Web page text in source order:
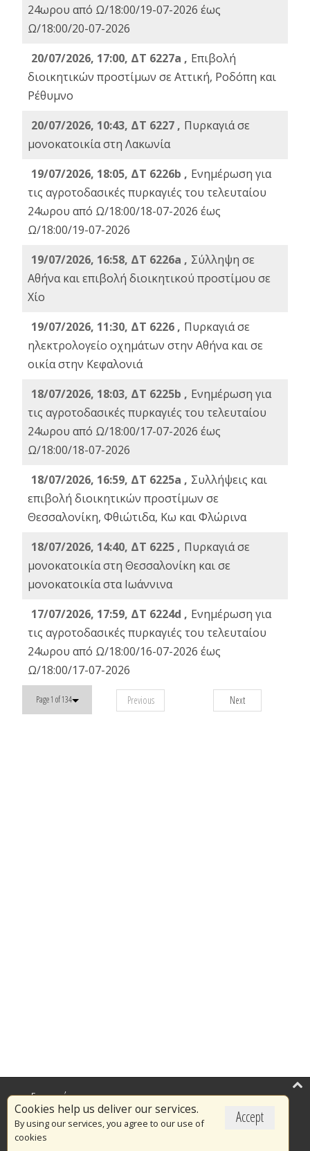
24ωρου από Ω/18:00/19-07-2026 έως
Ω/18:00/20-07-2026
20/07/2026, 17:00, ΔΤ 6227a , Επιβολή
διοικητικών προστίμων σε Αττική, Ροδόπη και
Ρέθυμνο
20/07/2026, 10:43, ΔΤ 6227 , Πυρκαγιά σε
μονοκατοικία στη Λακωνία
19/07/2026, 18:05, ΔΤ 6226b , Ενημέρωση για
τις αγροτοδασικές πυρκαγιές του τελευταίου
24ωρου από Ω/18:00/18-07-2026 έως
Ω/18:00/19-07-2026
19/07/2026, 16:58, ΔΤ 6226a , Σύλληψη σε
Αθήνα και επιβολή διοικητικού προστίμου σε
Χίο
19/07/2026, 11:30, ΔΤ 6226 , Πυρκαγιά σε
ηλεκτρολογείο οχημάτων στην Αθήνα και σε
οικία στην Κεφαλονιά
18/07/2026, 18:03, ΔΤ 6225b , Ενημέρωση για
τις αγροτοδασικές πυρκαγιές του τελευταίου
24ωρου από Ω/18:00/17-07-2026 έως
Ω/18:00/18-07-2026
18/07/2026, 16:59, ΔT 6225a , Συλλήψεις και
επιβολή διοικητικών προστίμων σε
Θεσσαλονίκη, Φθιώτιδα, Κω και Φλώρινα
18/07/2026, 14:40, ΔΤ 6225 , Πυρκαγιά σε
μονοκατοικία στη Θεσσαλονίκη και σε
μονοκατοικία στα Ιωάννινα
17/07/2026, 17:59, ΔΤ 6224d , Ενημέρωση για
τις αγροτοδασικές πυρκαγιές του τελευταίου
24ωρου από Ω/18:00/16-07-2026 έως
Ω/18:00/17-07-2026
Page 1 of 134 Previous Next
Accept
Cookies help us deliver our services.
By using our services, you agree to our use of
cookies
Επικαιρότητα
Το Πυροσβεστικό Σώμα